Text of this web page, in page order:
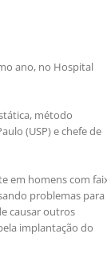
ano, no Hospital
método
(USP) e chefe de
em homens com
problemas para
causar outros
implantação do